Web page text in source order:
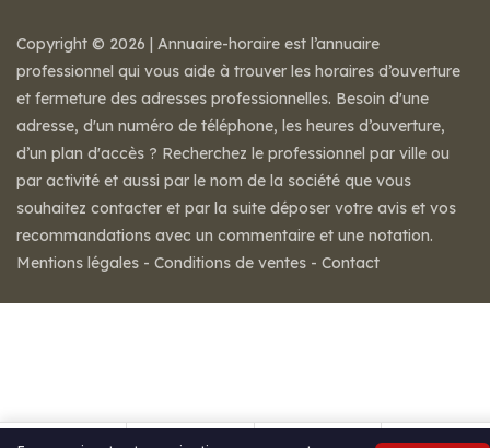
Copyright © 2026 | Annuaire-horaire est l’annuaire
professionnel qui vous aide à trouver les horaires d’ouverture
et fermeture des adresses professionnelles. Besoin d'une
adresse, d'un numéro de téléphone, les heures d’ouverture,
d’un plan d'accès ? Recherchez le professionnel par ville ou
par activité et aussi par le nom de la société que vous
souhaitez contacter et par la suite déposer votre avis et vos
recommandations avec un commentaire et une notation.
Mentions légales - Conditions de ventes - Contact